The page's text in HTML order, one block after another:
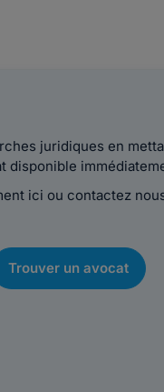
juridiques en
ici ou contactez
Trouver un avocat